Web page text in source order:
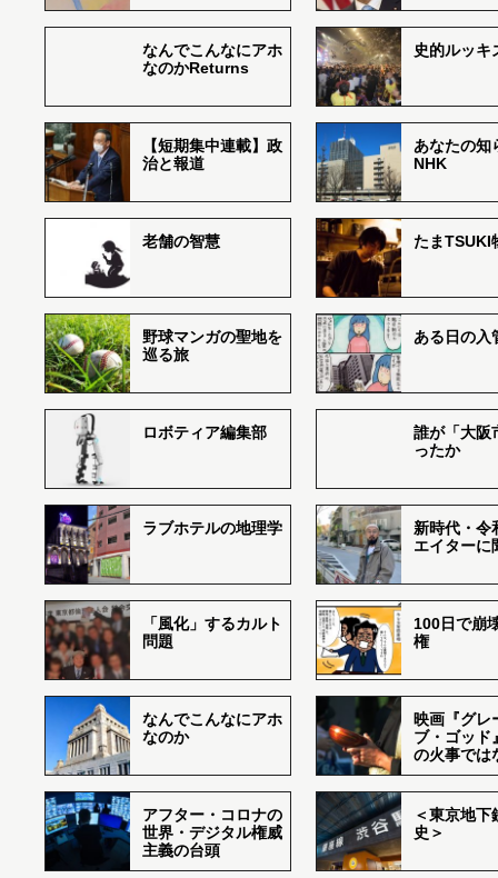
なんでこんなにアホ
なのかReturns
史的ルッキ
【短期集中連載】政
治と報道
あなたの知
NHK
老舗の智慧 たまTSUKI
野球マンガの聖地を
巡る旅
ある日の入
ロボティア編集部
誰が「大阪
ったか
ラブホテルの地理学
新時代・令
エイターに
「風化」するカルト
問題
100日で崩
権
なんでこんなにアホ
なのか
映画『グレ
ブ・ゴッド
の火事では
アフター・コロナの
世界・デジタル権威
主義の台頭
＜東京地下
史＞